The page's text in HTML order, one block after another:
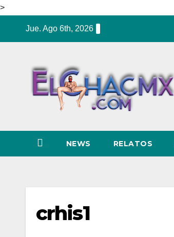
>
Jue. Ago 6th, 2026
NEWS RELATOS
crhis1